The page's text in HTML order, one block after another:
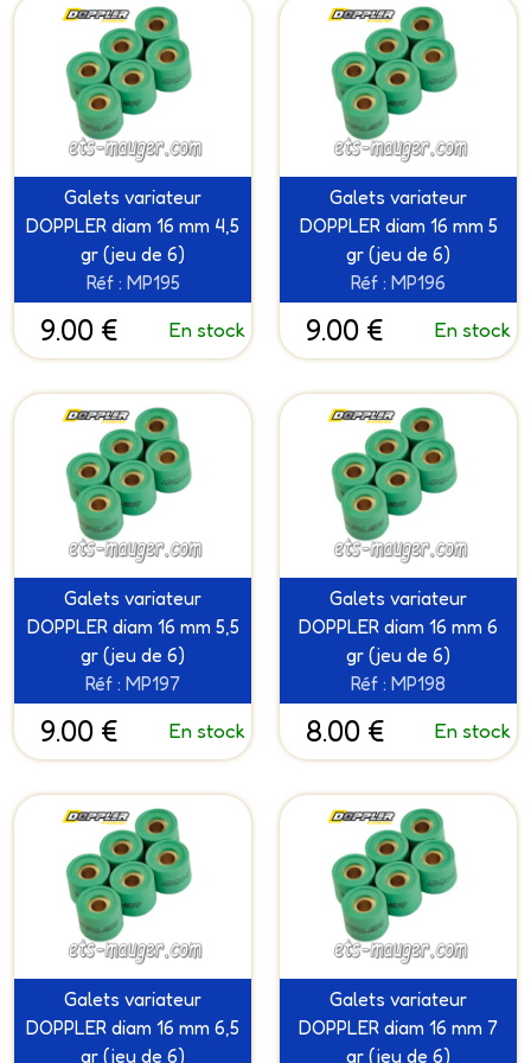
Galets variateur
DOPPLER diam 16 mm 4,5
gr (jeu de 6)
Réf : MP195
9.00 € En stock
Galets variateur
DOPPLER diam 16 mm 5
gr (jeu de 6)
Réf : MP196
9.00 € En stock
Galets variateur
DOPPLER diam 16 mm 5,5
gr (jeu de 6)
Réf : MP197
9.00 € En stock
Galets variateur
DOPPLER diam 16 mm 6
gr (jeu de 6)
Réf : MP198
8.00 € En stock
Galets variateur
DOPPLER diam 16 mm 6,5
gr (jeu de 6)
Galets variateur
DOPPLER diam 16 mm 7
gr (jeu de 6)